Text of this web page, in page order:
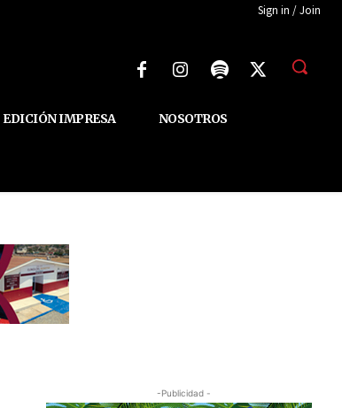
Sign in / Join
EDICIÓN IMPRESA NOSOTROS
-Publicidad -